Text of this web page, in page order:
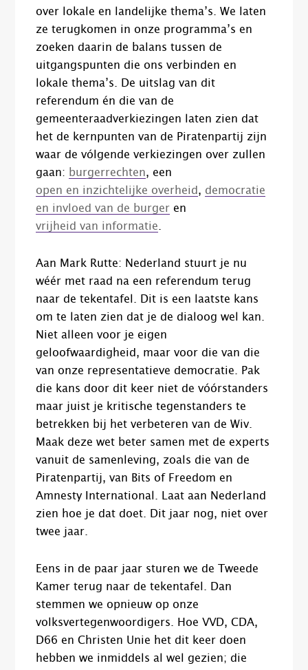
over lokale en landelijke thema’s. We laten
ze terugkomen in onze programma’s en
zoeken daarin de balans tussen de
uitgangspunten die ons verbinden en
lokale thema’s. De uitslag van dit
referendum én die van de
gemeenteraadverkiezingen laten zien dat
het de kernpunten van de Piratenpartij zijn
waar de vólgende verkiezingen over zullen
gaan: burgerrechten,een
open en inzichtelijke overheid , d emocratie
en invloedvan de burger en
vrijheid van informatie.
Aan Mark Rutte: Nederland stuurt je nu
wéér met raad na een referendum terug
naar de tekentafel. Dit is een laatste kans
om te laten zien dat je de dialoog wel kan.
Niet alleen voor je eigen
geloofwaardigheid, maar voor die van die
van onze representatieve democratie. Pak
die kans door dit keer niet de vóórstanders
maar juist je kritische tegenstanders te
betrekken bij het verbeteren van de Wiv.
Maak deze wet beter samen met de experts
vanuit de samenleving, zoals die van de
Piratenpartij, van Bits of Freedom en
Amnesty International. Laat aan Nederland
zien hoe je dat doet. Dit jaar nog, niet over
twee jaar.
Eens in de paar jaar sturen we de Tweede
Kamer terug naar de tekentafel. Dan
stemmen we opnieuw op onze
volksvertegenwoordigers. Hoe VVD, CDA,
D66 en Christen Unie het dit keer doen
hebben we inmiddels al wel gezien; die